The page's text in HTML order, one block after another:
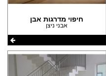
חיפוי מדרגות אבן
אבני ניצן